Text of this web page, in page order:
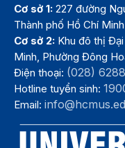
Cơ sở 1: 227 đường
Thành phố Hồ Chí Minh
Cơ sở 2: Khu đô thị
Minh, Phường Đông
Điện thoại: (028)
Hotline tuyển sinh:
Email: